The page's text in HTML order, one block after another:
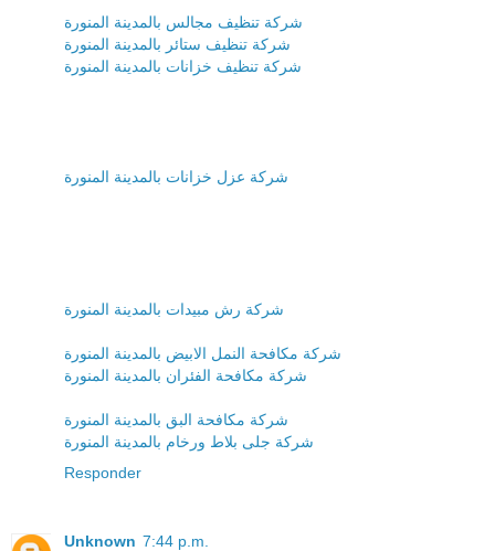
شركة تنظيف مجالس بالمدينة المنورة
شركة تنظيف ستائر بالمدينة المنورة
شركة تنظيف خزانات بالمدينة المنورة
شركة عزل خزانات بالمدينة المنورة
شركة رش مبيدات بالمدينة المنورة
شركة مكافحة النمل الابيض بالمدينة المنورة
شركة مكافحة الفئران بالمدينة المنورة
شركة مكافحة البق بالمدينة المنورة
شركة جلى بلاط ورخام بالمدينة المنورة
Responder
Unknown 7:44 p.m.